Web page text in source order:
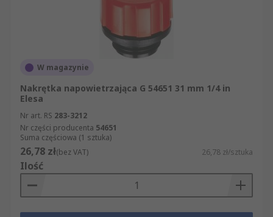
W magazynie
Nakrętka napowietrzająca G 54651 31 mm 1/4 in
Elesa
Nr art. RS 283-3212
Nr części producenta 54651
Suma częściowa (1 sztuka)
26,78 zł(bez VAT) 26,78 zł/sztuka
Ilość